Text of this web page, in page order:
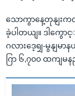
သောကွာနေ့တုနျးက
ခဲ့ပါတယျ။ ဒါကွော
ဂလားဒေ့ရျှ-မွနျမ
ဂြာ ၆,၇၀၀ ထကျမ